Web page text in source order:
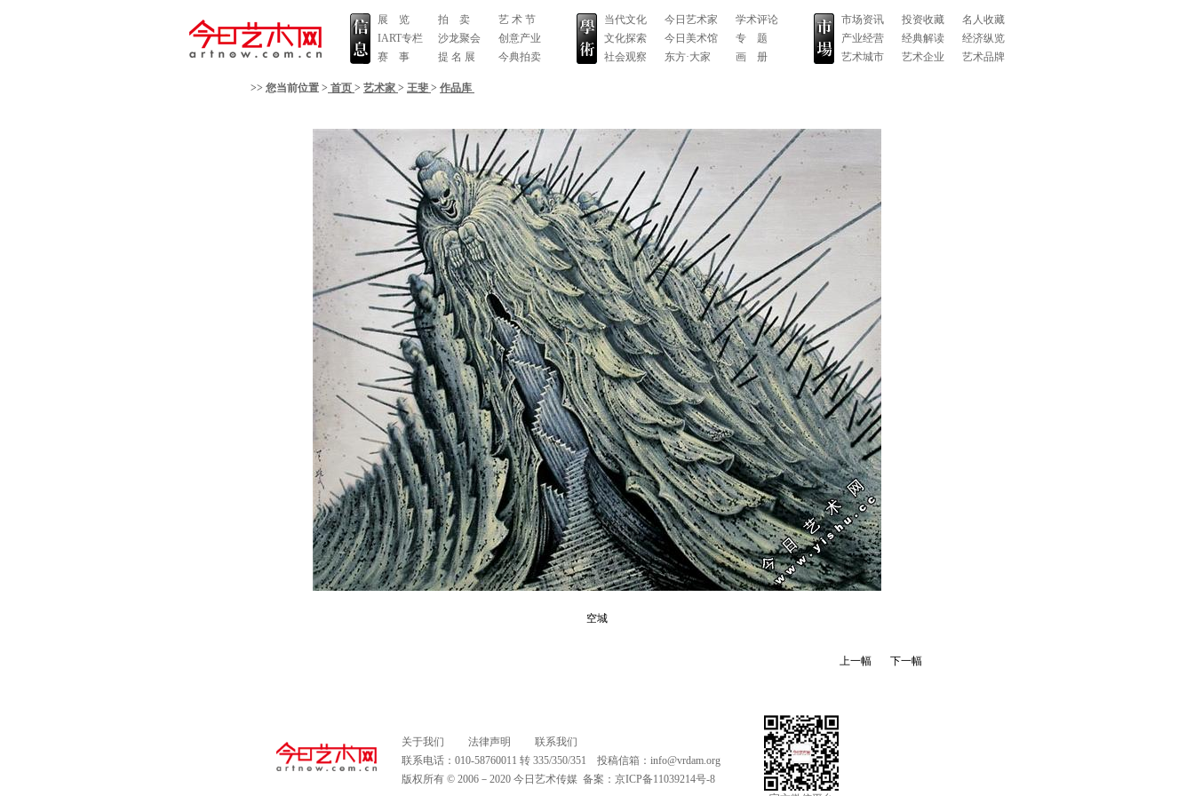
展 览
IART专栏
赛 事
拍 卖
沙龙聚会
提 名 展
艺 术 节
创意产业
今典拍卖
当代文化
文化探索
社会观察
今日艺术家
今日美术馆
东方·大家
学术评论
专 题
画 册
市场资讯
产业经营
艺术城市
投资收藏
经典解读
艺术企业
名人收藏
经济纵览
艺术品牌
>> 您当前位置 > 首页 > 艺术家 > 王斐 > 作品库
空城
上一幅 下一幅
关于我们 法律声明
联系我们
联系电话：010-58760011 转 335/350/351 投稿信箱： info@vrdam.org
版权所有 © 2006－2020 今日艺术传媒 备案： 京ICP备11039214号-8